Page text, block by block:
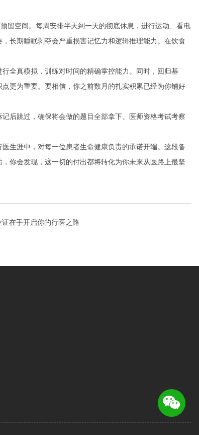
留空间。每周安排半天到一天的彻底休息，进行运动、看电
长期睡眠剥夺会严重损害记忆力和逻辑推理能力。在饮食
全真模拟，训练对时间的精确掌控能力。同时，回归基
更为重要。要相信，你之前数月的扎实积累已经为你铺好
后跳过，确保将会做的题目全部拿下。医师资格考试考察
生涯中，对每一位患者生命健康负责的承诺开端。这段备
你会发现，这一切的付出都将转化为你未来从医路上最坚
证在手开启你的行医之路